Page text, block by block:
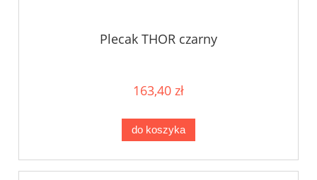
Plecak THOR czarny
163,40 zł
do koszyka